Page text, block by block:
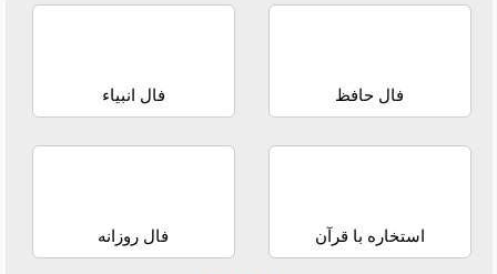
فال حافظ فال انبیاء
استخاره با قرآن فال روزانه